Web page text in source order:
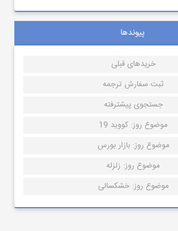
پیوندها
خریدهای قبلی
ثبت سفارش ترجمه
جستجوی پیشترفته
موضوع روز: کووید 19
موضوع روز: بازار بورس
موضوع روز: زلزله
موضوع روز: خشکسالی